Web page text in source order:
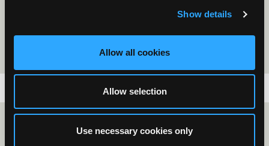
Show details
Allow all cookies
Allow selection
Use necessary cookies only
Stade Roi Baudouin
ACHETER DES TICKETS
RED DEVILS U21 - UEFA EURO QUALIFIER
-